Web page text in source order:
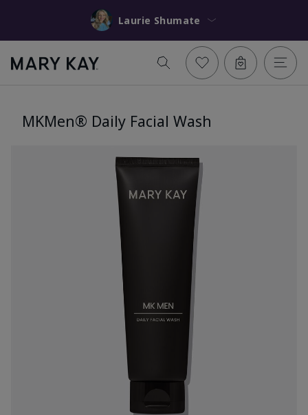
Laurie Shumate
MKMen® Daily Facial Wash